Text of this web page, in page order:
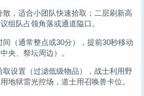
，适合小团队快速拾取；二层刷新高
组队占领角落或通道隘口。
（通常整点或30分），提前30秒移动
央、祭坛周边）。
设置（过滤低级物品），战士利用野
地狱雷光控场，道士用召唤兽卡位。